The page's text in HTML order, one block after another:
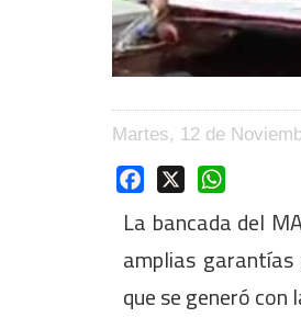
Martes, 12 de
Facebook
La bancada del
amplias
que se generó